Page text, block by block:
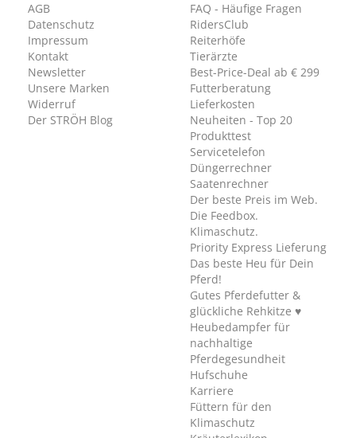
AGB
Datenschutz
Impressum
Kontakt
Newsletter
Unsere Marken
Widerruf
Der STRÖH Blog
FAQ - Häufige Fragen
RidersClub
Reiterhöfe
Tierärzte
Best-Price-Deal ab € 299
Futterberatung
Lieferkosten
Neuheiten - Top 20
Produkttest
Servicetelefon
Düngerrechner
Saatenrechner
Der beste Preis im Web.
Die Feedbox.
Klimaschutz.
Priority Express Lieferung
Das beste Heu für Dein
Pferd!
Gutes Pferdefutter &
glückliche Rehkitze ♥
Heubedampfer für
nachhaltige
Pferdegesundheit
Hufschuhe
Karriere
Füttern für den
Klimaschutz